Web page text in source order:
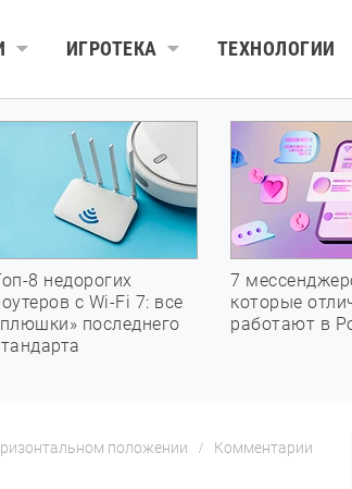
ИГРОТЕКА ТЕХНОЛОГИИ
8 недорогих
с Wi-Fi 7: все
последнего
7
которые
работают в
положении Комментарии